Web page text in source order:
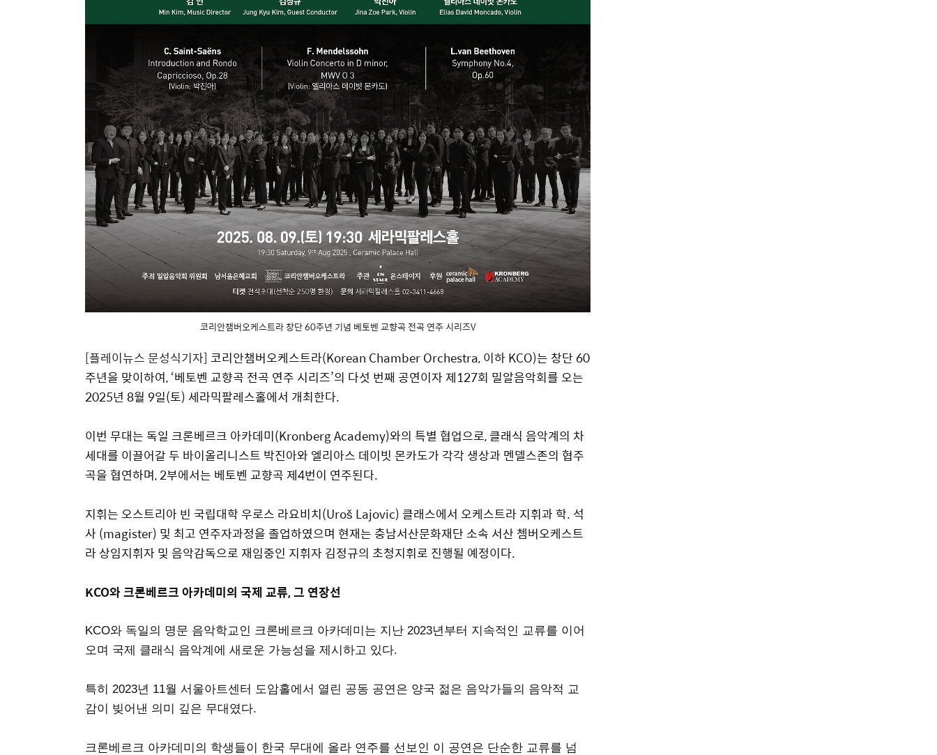
코리안챔버오케스트라 창단 60주년 기념 베토벤 교향곡 전곡 연주 시리즈V
[플레이뉴스 문성식기자] 코리안챔버오케스트라(Korean Chamber Orchestra, 이하 KCO)는 창단 60
주년을 맞이하여, ‘베토벤 교향곡 전곡 연주 시리즈’의 다섯 번째 공연이자 제127회 밀알음악회를 오는
2025년 8월 9일(토) 세라믹팔레스홀에서 개최한다.
이번 무대는 독일 크론베르크 아카데미(Kronberg Academy)와의 특별 협업으로, 클래식 음악계의 차
세대를 이끌어갈 두 바이올리니스트 박진아와 엘리아스 데이빗 몬카도가 각각 생상과 멘델스존의 협주
곡을 협연하며, 2부에서는 베토벤 교향곡 제4번이 연주된다.
지휘는 오스트리아 빈 국립대학 우로스 라요비치(Uroš Lajovic) 클래스에서 오케스트라 지휘과 학. 석
사 (magister) 및 최고 연주자과정을 졸업하였으며 현재는 충남서산문화재단 소속 서산 쳄버오케스트
라 상임지휘자 및 음악감독으로 재임중인 지휘자 김정규의 초청지휘로 진행될 예정이다.
KCO와 크론베르크 아카데미의 국제 교류, 그 연장선
KCO와 독일의 명문 음악학교인 크론베르크 아카데미는 지난 2023년부터 지속적인 교류를 이어
오며 국제 클래식 음악계에 새로운 가능성을 제시하고 있다.
특히 2023년 11월 서울아트센터 도암홀에서 열린 공동 공연은 양국 젊은 음악가들의 음악적 교
감이 빚어낸 의미 깊은 무대였다.
크론베르크 아카데미의 학생들이 한국 무대에 올라 연주를 선보인 이 공연은 단순한 교류를 넘